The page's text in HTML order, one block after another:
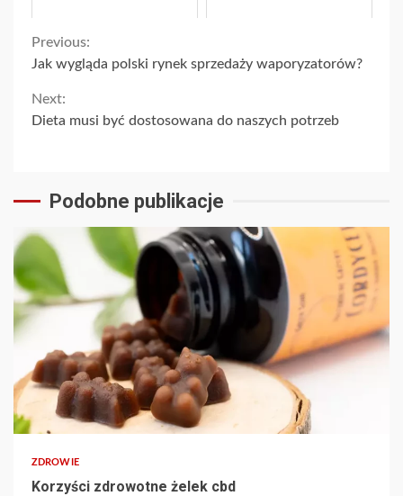
Continue
Reading
Previous:
Jak wygląda polski rynek sprzedaży waporyzatorów?
Next:
Dieta musi być dostosowana do naszych potrzeb
Podobne publikacje
5 min read
ZDROWIE
Korzyści zdrowotne żelek cbd